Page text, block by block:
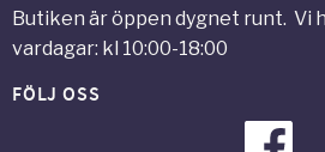
Butiken är öppen dygnet runt. Vi
vardagar: kl 10:00-18:00
FÖLJ OSS